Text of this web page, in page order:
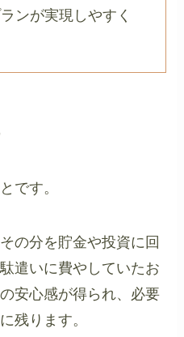
ンが実現しやすく
です。
の分を貯金や投資に回
遣いに費やしていたお
安心感が得られ、必要
残ります。